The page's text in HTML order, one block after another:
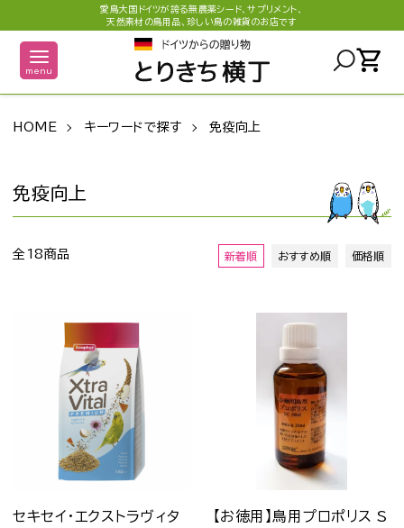
愛鳥大国ドイツが誇る無農薬シード、サプリメント、
天然素材の鳥用品、珍しい鳥の雑貨のお店です
menu shopping_cart
HOME キーワードで探す 免疫向上
免疫向上
全18商品 新着順 おすすめ順 価格順
セキセイ・エクストラヴィタ
【お徳用】鳥用プロポリス S